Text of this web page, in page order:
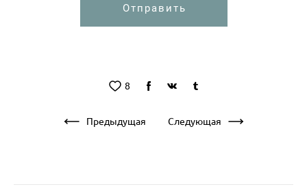
Отправить
8
Предыдущая Следующая